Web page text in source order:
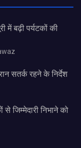
में बढ़ी पर्यटकों की
सतर्क रहने के निर्देश
जिम्मेदारी निभाने को